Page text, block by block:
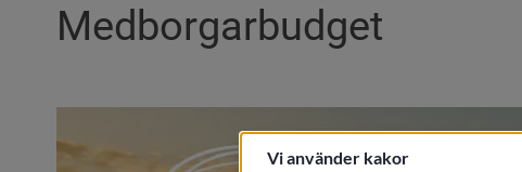
Medborgarbudget
Vi använder kakor